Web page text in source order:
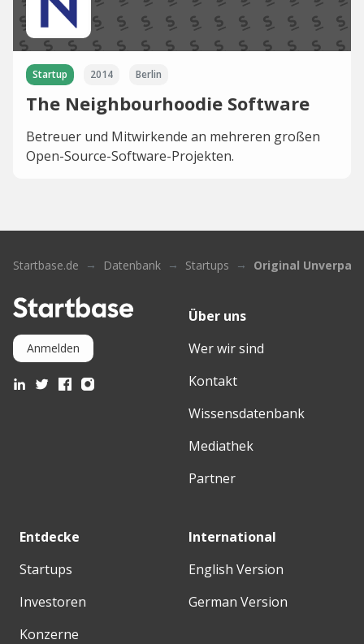
Startup 2014 Berlin
The Neighbourhoodie Software
Betreuer und Mitwirkende an mehreren großen
Open-Source-Software-Projekten.
Startbase.de Datenbank Startups Original
Anmelden
Über uns
Wer wir sind
Kontakt
Wissensdatenbank
Mediathek
Partner
Entdecke
Startups
Investoren
Konzerne
International
English Version
German Version